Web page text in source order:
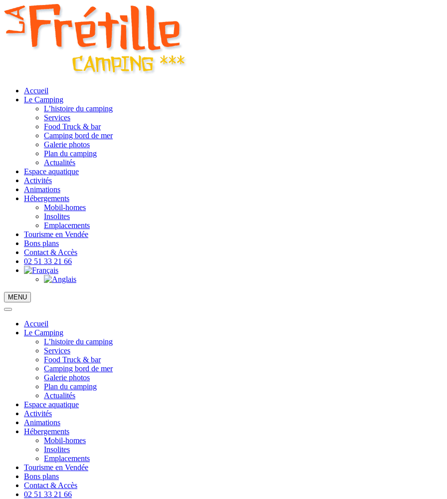
Accueil
Le Camping
L’histoire du camping
Services
Food Truck & bar
Camping bord de mer
Galerie photos
Plan du camping
Actualités
Espace aquatique
Activités
Animations
Hébergements
Mobil-homes
Insolites
Emplacements
Tourisme en Vendée
Bons plans
Contact & Accès
02 51 33 21 66
MENU
Accueil
Le Camping
L’histoire du camping
Services
Food Truck & bar
Camping bord de mer
Galerie photos
Plan du camping
Actualités
Espace aquatique
Activités
Animations
Hébergements
Mobil-homes
Insolites
Emplacements
Tourisme en Vendée
Bons plans
Contact & Accès
02 51 33 21 66